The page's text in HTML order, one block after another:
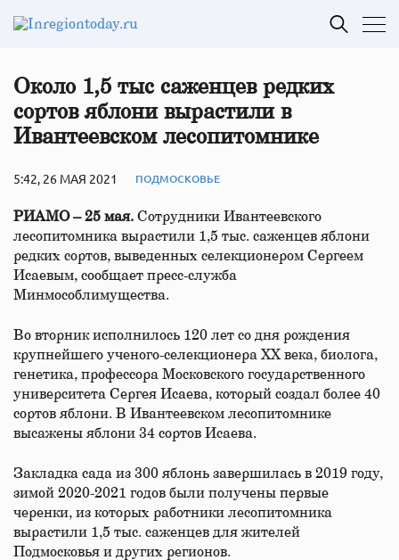
Около 1,5 тыс саженцев редких
сортов яблони вырастили в
Ивантеевском лесопитомнике
5:42, 26 МАЯ 2021 ПОДМОСКОВЬЕ
РИАМО – 25 мая. Сотрудники Ивантеевского
лесопитомника вырастили 1,5 тыс. саженцев яблони
редких сортов, выведенных селекционером Сергеем
Исаевым, сообщает пресс-служба
Минмособлимущества.
Во вторник исполнилось 120 лет со дня рождения
крупнейшего ученого-селекционера ХХ века, биолога,
генетика, профессора Московского государственного
университета Сергея Исаева, который создал более 40
сортов яблони. В Ивантеевском лесопитомнике
высажены яблони 34 сортов Исаева.
Закладка сада из 300 яблонь завершилась в 2019 году,
зимой 2020-2021 годов были получены первые
черенки, из которых работники лесопитомника
вырастили 1,5 тыс. саженцев для жителей
Подмосковья и других регионов.